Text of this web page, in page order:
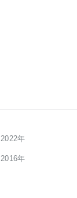
2022年
2016年